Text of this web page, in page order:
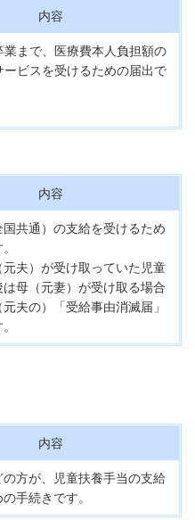
内容
業まで、医療費本人負担額の
ービスを受けるための届出で
内容
国共通）の支給を受けるため
元夫）が受け取っていた児童
母（元妻）が受け取る場合
夫の）「受給事由消滅届」
内容
方が、児童扶養手当の支給
手続きです。